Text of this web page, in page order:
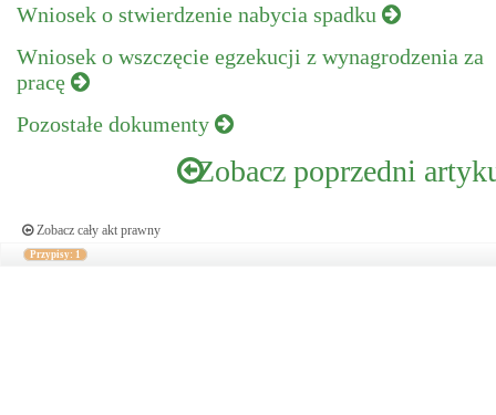
Wniosek o stwierdzenie nabycia spadku
Wniosek o wszczęcie egzekucji z wynagrodzenia za
pracę
Pozostałe dokumenty
Zobacz poprzedni
Zobacz cały akt prawny
Przypisy: 1